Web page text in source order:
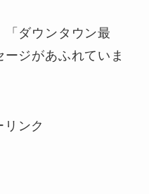
「ダウンタウン最
ジがあふれていま
ンク